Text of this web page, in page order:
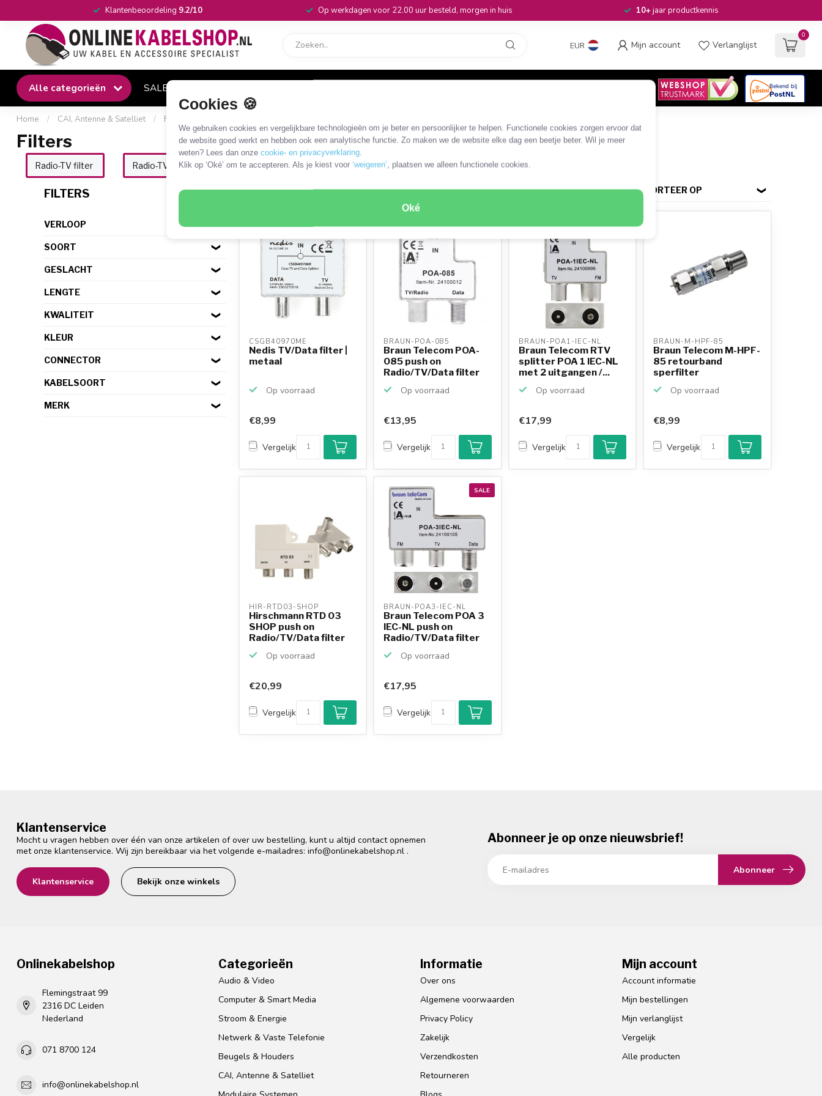
Cookies 🍪
We gebruiken cookies en vergelijkbare technologieën om je beter en persoonlijker te helpen. Functionele cookies zorgen ervoor dat
de website goed werkt en hebben ook een analytische functie. Zo maken we de website elke dag een beetje beter. Wil je meer
weten? Lees dan onze cookie- en privacyverklaring.
Klik op ‘Oké’ om te accepteren. Als je kiest voor ‘weigeren’, plaatsen we alleen functionele cookies.
Oké
Klantenbeoordeling 9.2/10 Op werkdagen voor 22.00 uur besteld, morgen in huis 10+jaar productkennis
EUR Mijn account Verlanglijst
0
Alle categorieën SALE
Home / CAI, Antenne & Satelliet / Filters, verzwakkers en beveiligers
Filters
Radio-TV filter Radio-TV/Data filter Retourband sperfilter
FILTERS
VERLOOP
SOORT
GESLACHT
LENGTE
KWALITEIT
KLEUR
CONNECTOR
KABELSOORT
MERK
6 PRODUCTEN SORTEER OP
CSGB40970ME
Nedis TV/Data filter |
metaal
Op voorraad
€8,99
Vergelijk
SALE
BRAUN-POA-085
Braun Telecom POA-
085 push on
Radio/TV/Data filter
Op voorraad
€13,95
Vergelijk
BRAUN-POA1-IEC-NL
Braun Telecom RTV
splitter POA 1 IEC-NL
met 2 uitgangen /...
Op voorraad
€17,99
Vergelijk
BRAUN-M-HPF-85
Braun Telecom M-HPF-
85 retourband
sperfilter
Op voorraad
€8,99
Vergelijk
HIR-RTD03-SHOP
Hirschmann RTD 03
SHOP push on
Radio/TV/Data filter
Op voorraad
€20,99
Vergelijk
SALE
BRAUN-POA3-IEC-NL
Braun Telecom POA 3
IEC-NL push on
Radio/TV/Data filter
Op voorraad
€17,95
Vergelijk
Klantenservice
Mocht u vragen hebben over één van onze artikelen of over uw bestelling, kunt u altijd contact opnemen
met onze klantenservice. Wij zijn bereikbaar via het volgende e-mailadres: info@onlinekabelshop.nl .
Klantenservice Bekijk onze winkels
Abonneer je op onze nieuwsbrief!
Abonneer
Onlinekabelshop
Flemingstraat 99
2316 DC Leiden
Nederland
071 8700 124
info@onlinekabelshop.nl
Categorieën
Audio & Video
Computer & Smart Media
Stroom & Energie
Netwerk & Vaste Telefonie
Beugels & Houders
CAI, Antenne & Satelliet
Informatie
Over ons
Algemene voorwaarden
Privacy Policy
Zakelijk
Verzendkosten
Retourneren
Mijn account
Account informatie
Mijn bestellingen
Mijn verlanglijst
Vergelijk
Alle producten